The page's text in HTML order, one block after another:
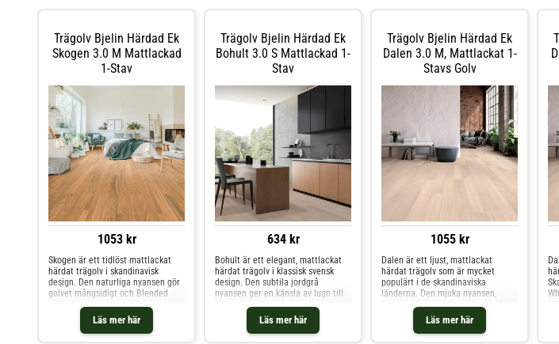
Trägolv Bjelin Härdad Ek
Skogen 3.0 M Mattlackad
1-Stav
1053 kr
Läs mer här
Skogen är ett tidlöst mattlackat
härdat trägolv i skandinavisk
design. Den naturliga nyansen gör
golvet mångsidigt och Blended
sorteringen, som kännetecknas av
mindre variationer i nyans och
struktur, bidrar till att ge golvet
karaktär. Denna klass 33-produkt är
Trägolv Bjelin Härdad Ek
Bohult 3.0 S Mattlackad 1-
Stav
634 kr
Läs mer här
Bohult är ett elegant, mattlackat
härdat trägolv i klassisk svensk
design. Den subtila jordgrå
nyansen ger en känsla av lugn till
alla utrymmen och Blended
sorteringen, som kännetecknas av
mindre variationer i nyans och
struktur, bidrar till att ge golvet
Trägolv Bjelin Härdad Ek
Dalen 3.0 M, Mattlackat 1-
Stavs Golv
1055 kr
Läs mer här
Dalen är ett ljust, mattlackat
härdat trägolv som är mycket
populärt i de skandinaviska
länderna. Den mjuka nyansen,
Powder White, ger en ljus känsla
och Blended sorteringen, som
kännetecknas av mindre
variationer i nyans och struktur,